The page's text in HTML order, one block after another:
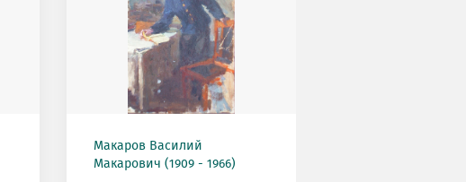
Макаров Василий
Макарович (1909 - 1966)